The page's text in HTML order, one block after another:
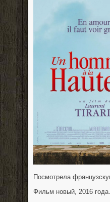
Посмотрела
Фильм новый, 2016 года.